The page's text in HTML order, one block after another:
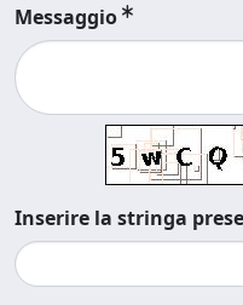
Messaggio
Inserire la stringa